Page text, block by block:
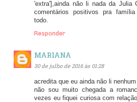
'extra'],ainda não li nada da Julia
comentários positivos pra
todo.
Responder
MARIANA
30 de julho de 2016 às 01:28
acredita que eu ainda não li
não sou muito chegada a
vezes eu fiquei curiosa com